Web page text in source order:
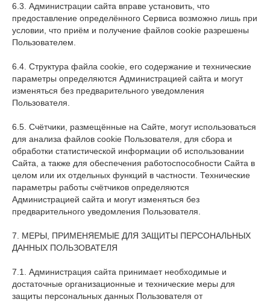
6.3. Администрации сайта вправе установить, что
предоставление определённого Сервиса возможно лишь при
условии, что приём и получение файлов cookie разрешены
Пользователем.
6.4. Структура файла cookie, его содержание и технические
параметры определяются Администрацией сайта и могут
изменяться без предварительного уведомления
Пользователя.
6.5. Счётчики, размещённые на Сайте, могут использоваться
для анализа файлов cookie Пользователя, для сбора и
обработки статистической информации об использовании
Сайта, а также для обеспечения работоспособности Сайта в
целом или их отдельных функций в частности. Технические
параметры работы счётчиков определяются
Администрацией сайта и могут изменяться без
предварительного уведомления Пользователя.
7. МЕРЫ, ПРИМЕНЯЕМЫЕ ДЛЯ ЗАЩИТЫ ПЕРСОНАЛЬНЫХ
ДАННЫХ ПОЛЬЗОВАТЕЛЯ
7.1. Администрация сайта принимает необходимые и
достаточные организационные и технические меры для
защиты персональных данных Пользователя от